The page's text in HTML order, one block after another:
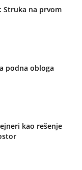
Struka na prvom
podna obloga
kao rešenje